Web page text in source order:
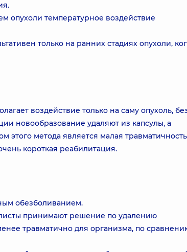
опухоли температурное воздействие
только на ранних стадиях опухоли,
воздействие только на саму опухоль,
новообразование удаляют из капсулы, а
метода является малая
короткая реабилитация.
обезболиванием.
принимают решение по удалению
травматично для организма, по